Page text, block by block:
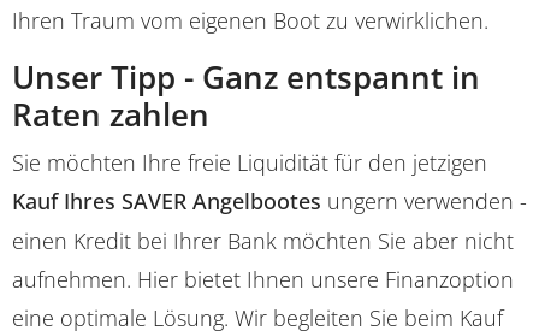
Ihren Traum vom eigenen Boot zu verwirklichen.
Unser Tipp - Ganz entspannt in
Raten zahlen
Sie möchten Ihre freie Liquidität für den jetzigen
Kauf Ihres SAVER Angelbootes ungern verwenden -
einen Kredit bei Ihrer Bank möchten Sie aber nicht
aufnehmen. Hier bietet Ihnen unsere Finanzoption
eine optimale Lösung. Wir begleiten Sie beim Kauf